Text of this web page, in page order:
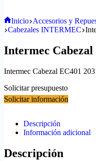
Inicio Accesorios y
Cabezales INTERMEC
Intermec Cabezal
Intermec Cabezal EC401
Solicitar presupuesto
Solicitar información
Descripción
Información adicional
Descripción